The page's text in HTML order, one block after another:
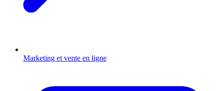
Marketing et vente en ligne